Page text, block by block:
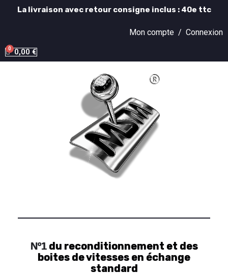
La livraison avec retour consigne inclus : 40e ttc
Mon compte / Connexion
0,00 €
Nº1du reconditionnement et des
boites de vitesses en échange
standard